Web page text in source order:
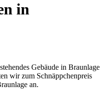
in
Gebäude in Braunlage
wir zum Schnäppchenpreis
an.